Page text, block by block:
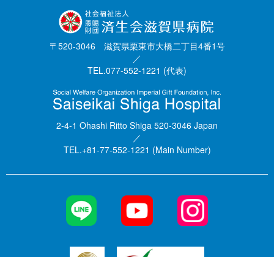
〒520-3046 滋賀県栗東市大橋二丁目4番1号
／
TEL.077-552-1221 (代表)
2-4-1 Ohashi Ritto Shiga 520-3046 Japan
／
TEL.+81-77-552-1221 (Main Number)